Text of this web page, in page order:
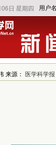
来源： 医学科学报